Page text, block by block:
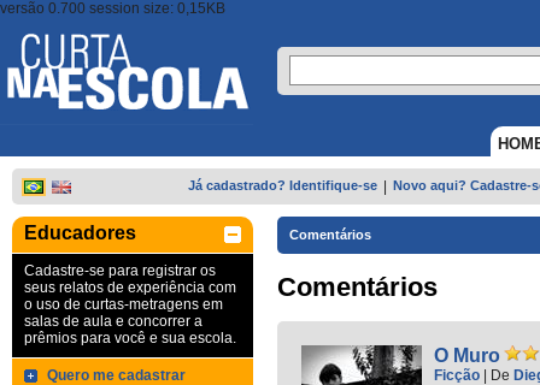
versão 0.700 session size: 0,15KB
Já cadastrado? Identifique-se Novo aqui? Cadastre-
Educadores
Cadastre-se para registrar os
seus relatos de experiência com
o uso de curtas-metragens em
salas de aula e concorrer a
prêmios para você e sua escola.
Quero me cadastrar
Comentários
Comentários
O Muro
Ficção De